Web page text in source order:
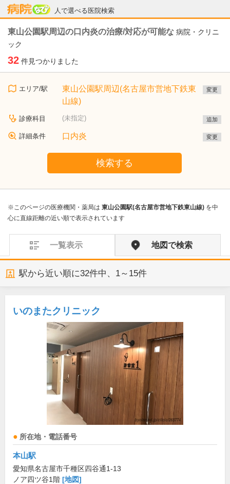
人で選べる医院検索
病院なび
東山公園駅周辺の口内炎の治療/対応が可能な 病院・クリニ
ック
32 件見つかりました
エリア/駅
東山公園駅周辺(名古屋市営地下鉄東
山線)
変更
診療科目 (未指定) 追加
詳細条件 口内炎 変更
検索する
※このページの医療機関・薬局は 東山公園駅(名古屋市営地下鉄東山線) を中
心に直線距離の近い順で表示されています
一覧表示 地図で検索
駅から近い順に32件中、 1～15件
いのまたクリニック
所在地・電話番号
本山駅
愛知県名古屋市千種区四谷通1-13
ノア四ツ谷1階 [地図]